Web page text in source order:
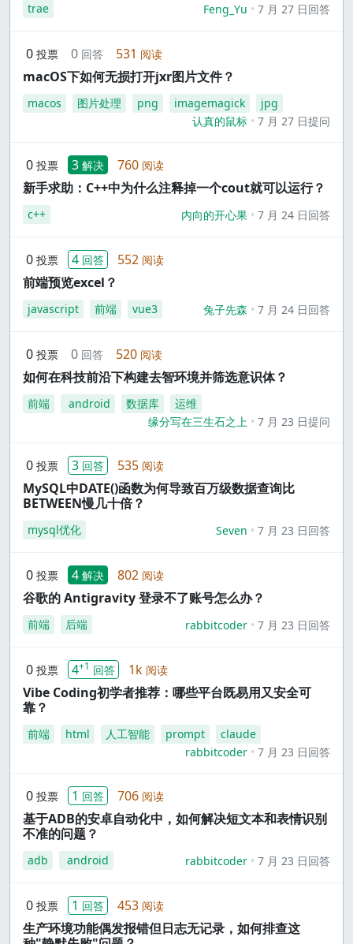
trae Feng_Yu 7 月 27 日回答
0 投票 0 回答 531 阅读
macOS下如何无损打开jxr图片文件？
macos 图片处理 png imagemagick
jpg
认真的鼠标
7 月 27 日提问
0 投票 3 解决 760 阅读
新手求助：C++中为什么注释掉一个cout就可以运行？
c++ 内向的开心果 7 月 24 日回答
0 投票 4 回答 552 阅读
前端预览excel？
javascript 前端 vue3 兔子先森 7 月 24 日回答
0 投票 0 回答 520 阅读
如何在科技前沿下构建去智环境并筛选意识体？
前端 android 数据库
运维
缘分写在三生石之上
7 月 23 日提问
0 投票 3 回答 535 阅读
MySQL中DATE()函数为何导致百万级数据查询比
BETWEEN慢几十倍？
mysql优化 Seven 7 月 23 日回答
0 投票 4 解决 802 阅读
谷歌的 Antigravity 登录不了账号怎么办？
前端 后端 rabbitcoder 7 月 23 日回答
0 投票 4+1 回答 1k 阅读
Vibe Coding初学者推荐：哪些平台既易用又安全可
靠？
前端 html 人工智能 prompt
claude
rabbitcoder
7 月 23 日回答
0 投票 1 回答 706 阅读
基于ADB的安卓自动化中，如何解决短文本和表情识别
不准的问题？
adb android rabbitcoder 7 月 23 日回答
0 投票 1 回答 453 阅读
生产环境功能偶发报错但日志无记录，如何排查这